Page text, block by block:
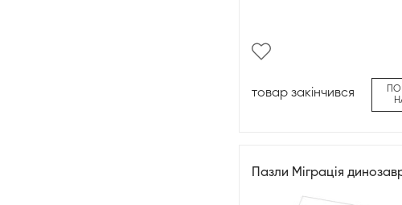
товар закінчився
Пазли Міграція